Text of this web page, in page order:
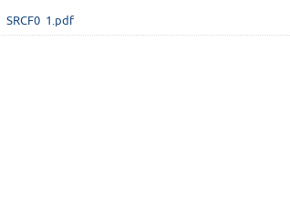
SRCF0_1.pdf